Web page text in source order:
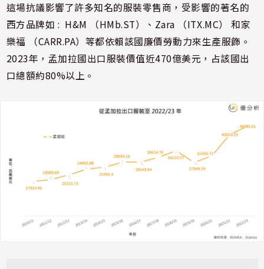
這場抗議影響了許多知名的服裝零售商，受影響的著名的
西方品牌如 : H&M （HMb.ST）、Zara （ITX.MC） 和家
樂福 （CARR.PA）等都依賴該國廉價勞動力來生產服飾。
2023年，孟加拉國出口服裝價值近470億美元，占該國出
口總額約80%以上。